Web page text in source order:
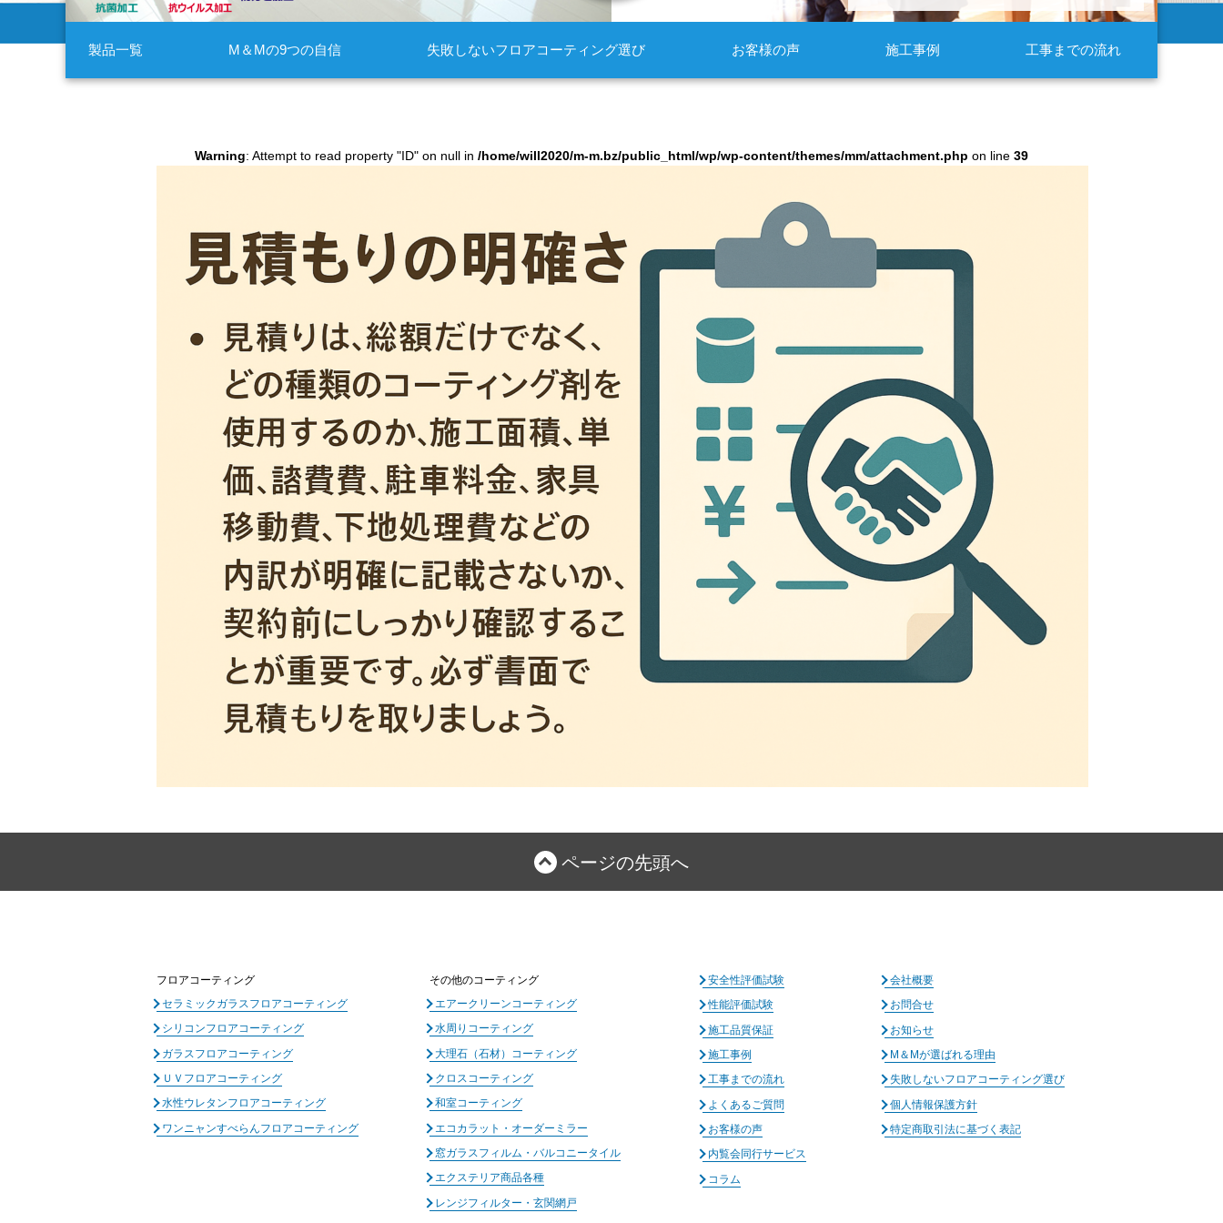
製品一覧 M＆Mの9つの自信 失敗しないフロアコーティング選び お客様の声 施工事例 工事までの流れ
Warning: Attempt to read property "ID" on null in /home/will2020/m-m.bz/public_html/wp/wp-content/themes/mm/attachment.php on line 39
ページの先頭へ
フロアコーティング
セラミックガラスフロアコーティング
シリコンフロアコーティング
ガラスフロアコーティング
ＵＶフロアコーティング
水性ウレタンフロアコーティング
ワンニャンすべらんフロアコーティング
その他のコーティング
エアークリーンコーティング
水周りコーティング
大理石（石材）コーティング
クロスコーティング
和室コーティング
エコカラット・オーダーミラー
窓ガラスフィルム・バルコニータイル
エクステリア商品各種
レンジフィルター・玄関網戸
安全性評価試験
性能評価試験
施工品質保証
施工事例
工事までの流れ
よくあるご質問
お客様の声
内覧会同行サービス
コラム
会社概要
お問合せ
お知らせ
M＆Mが選ばれる理由
失敗しないフロアコーティング選び
個人情報保護方針
特定商取引法に基づく表記